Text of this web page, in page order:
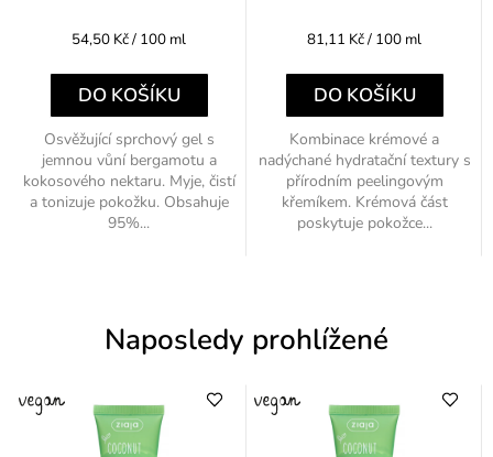
Měrná
54,50 Kč / 100 ml
DO KOŠÍKU
Osvěžující sprchový gel s
jemnou vůní bergamotu a
kokosového nektaru. Myje, čistí
a tonizuje pokožku. Obsahuje
95%...
Měrná
81,11 Kč / 100 ml
DO KOŠÍKU
Kombinace krémové a
nadýchané hydratační textury s
přírodním peelingovým
křemíkem. Krémová část
poskytuje pokožce...
Naposledy prohlížené